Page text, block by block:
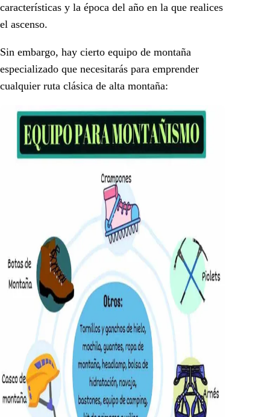
características y la época del año en la que realices
el ascenso.
Sin embargo, hay cierto equipo de montaña
especializado que necesitarás para emprender
cualquier ruta clásica de alta montaña: